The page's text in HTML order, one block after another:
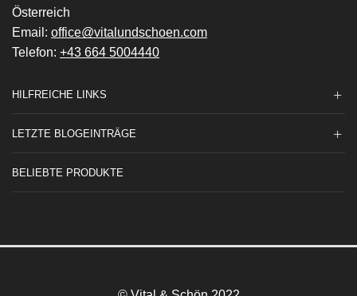
Österreich
Email: office@vitalundschoen.com
Telefon: +43 664 5004440
HILFREICHE LINKS
LETZTE BLOGEINTRÄGE
BELIEBTE PRODUKTE